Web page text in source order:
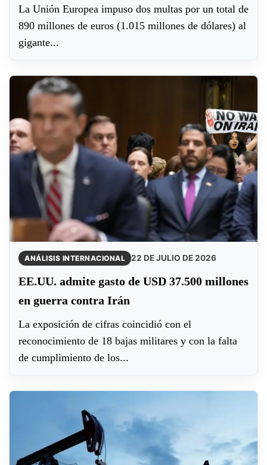
La Unión Europea impuso dos multas por un total de
890 millones de euros (1.015 millones de dólares) al
gigante...
ANÁLISIS INTERNACIONAL 22 DE JULIO DE 2026
EE.UU. admite gasto de USD 37.500 millones
en guerra contra Irán
La exposición de cifras coincidió con el
reconocimiento de 18 bajas militares y con la falta
de cumplimiento de los...